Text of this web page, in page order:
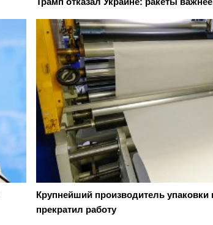
Крупнейший производитель упаковки
прекратил работу